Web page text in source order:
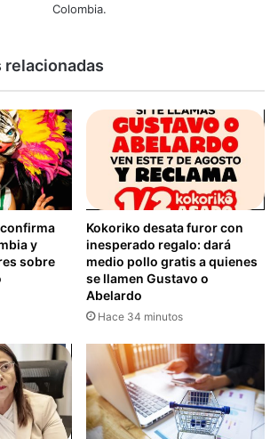
Colombia.
relacionadas
y
sobre
Kokoriko desata furor con
inesperado regalo: dará
medio pollo gratis a quienes
se llamen Gustavo o
Abelardo
Hace 34 minutos